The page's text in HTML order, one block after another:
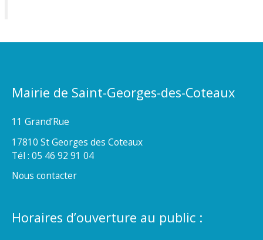
Mairie de Saint-Georges-des-Coteaux
11 Grand’Rue
17810 St Georges des Coteaux
Tél : 05 46 92 91 04
Nous contacter
Horaires d’ouverture au public :